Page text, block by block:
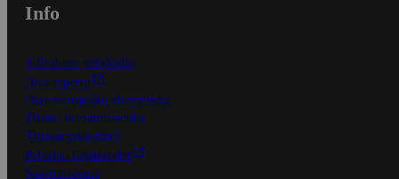
Info
S-Business yrityksille
Oiva-raportit
Osuuskauppojen yhteystiedot
Tilaus- ja toimitusehdot
Tietosuojakäytäntö
Palvelun käyttöehdot
Saavutettavuus